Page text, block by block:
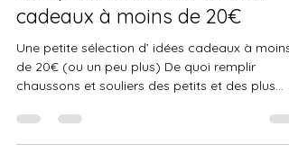
Une petite sélection d’idées
cadeaux à moins de 20€
Une petite sélection d’ idées cadeaux à moins
chaussons et souliers des petits et des plus...